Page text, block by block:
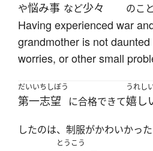
や悩み事 など少々 のこ
Having experienced war
grandmother is not
worries, or other small
だいいちしぼう
第一志望 に合格できて
うれし
嬉し
したのは、制服がかわいかった
とうこう